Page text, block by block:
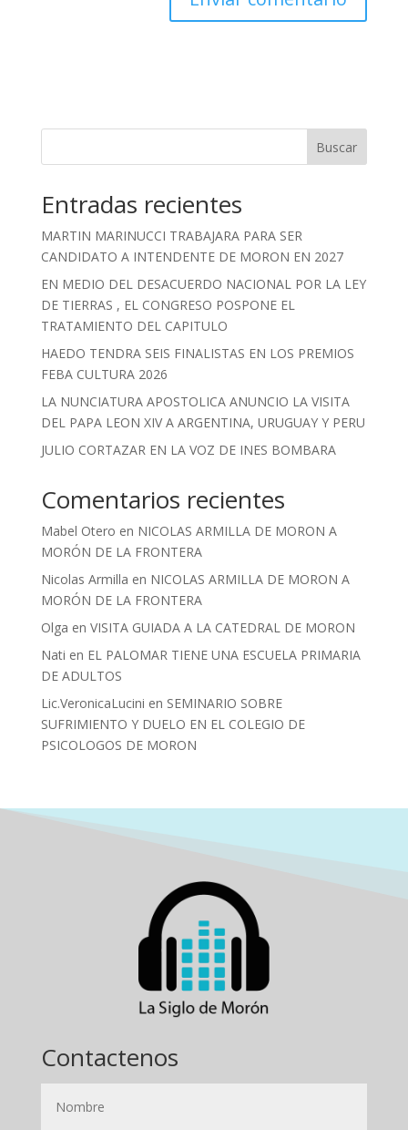
Buscar
Entradas recientes
MARTIN MARINUCCI TRABAJARA PARA SER
CANDIDATO A INTENDENTE DE MORON EN 2027
EN MEDIO DEL DESACUERDO NACIONAL POR LA LEY
DE TIERRAS , EL CONGRESO POSPONE EL
TRATAMIENTO DEL CAPITULO
HAEDO TENDRA SEIS FINALISTAS EN LOS PREMIOS
FEBA CULTURA 2026
LA NUNCIATURA APOSTOLICA ANUNCIO LA VISITA
DEL PAPA LEON XIV A ARGENTINA, URUGUAY Y PERU
JULIO CORTAZAR EN LA VOZ DE INES BOMBARA
Comentarios recientes
Mabel Otero en NICOLAS ARMILLA DE MORON A
MORÓN DE LA FRONTERA
Nicolas Armilla en NICOLAS ARMILLA DE MORON A
MORÓN DE LA FRONTERA
Olga en VISITA GUIADA A LA CATEDRAL DE MORON
Nati en EL PALOMAR TIENE UNA ESCUELA PRIMARIA
DE ADULTOS
Lic.VeronicaLucini en SEMINARIO SOBRE
SUFRIMIENTO Y DUELO EN EL COLEGIO DE
PSICOLOGOS DE MORON
Contactenos